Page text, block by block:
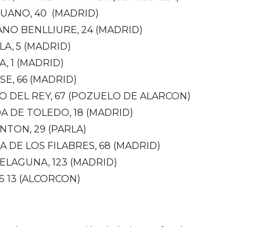
40 (MADRID)
BENLLIURE, 24 (MADRID)
5 (MADRID)
1 (MADRID)
66 (MADRID)
DEL REY, 67 (POZUELO DE ALARCON)
DE TOLEDO, 18 (MADRID)
29 (PARLA)
DE LOS FILABRES, 68 (MADRID)
123 (MADRID)
13 (ALCORCON)